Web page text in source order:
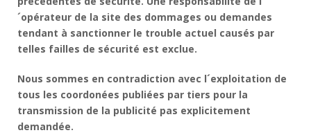
´opérateur de la site des dommages ou demandes
tendant à sanctionner le trouble actuel causés par
telles failles de sécurité est exclue.
Nous sommes en contradiction avec l´exploitation de
tous les coordonées publiées par tiers pour la
transmission de la publicité pas explicitement
demandée.